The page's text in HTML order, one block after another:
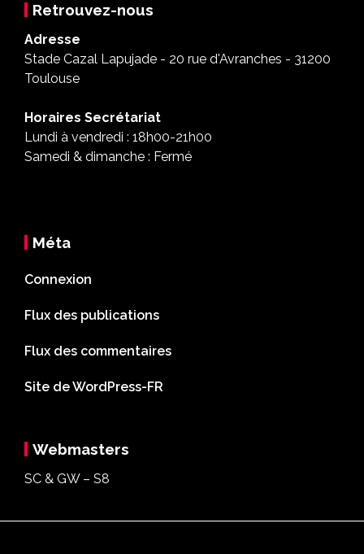
Retrouvez-nous
Adresse
Stade Cazal Lapujade - 20 rue d'Avranches - 31200
Toulouse
Horaires Secrétariat
Lundi à vendredi : 18h00-21h00
Samedi & dimanche : Fermé
Méta
Connexion
Flux des publications
Flux des commentaires
Site de WordPress-FR
Webmasters
SC & GW – S8